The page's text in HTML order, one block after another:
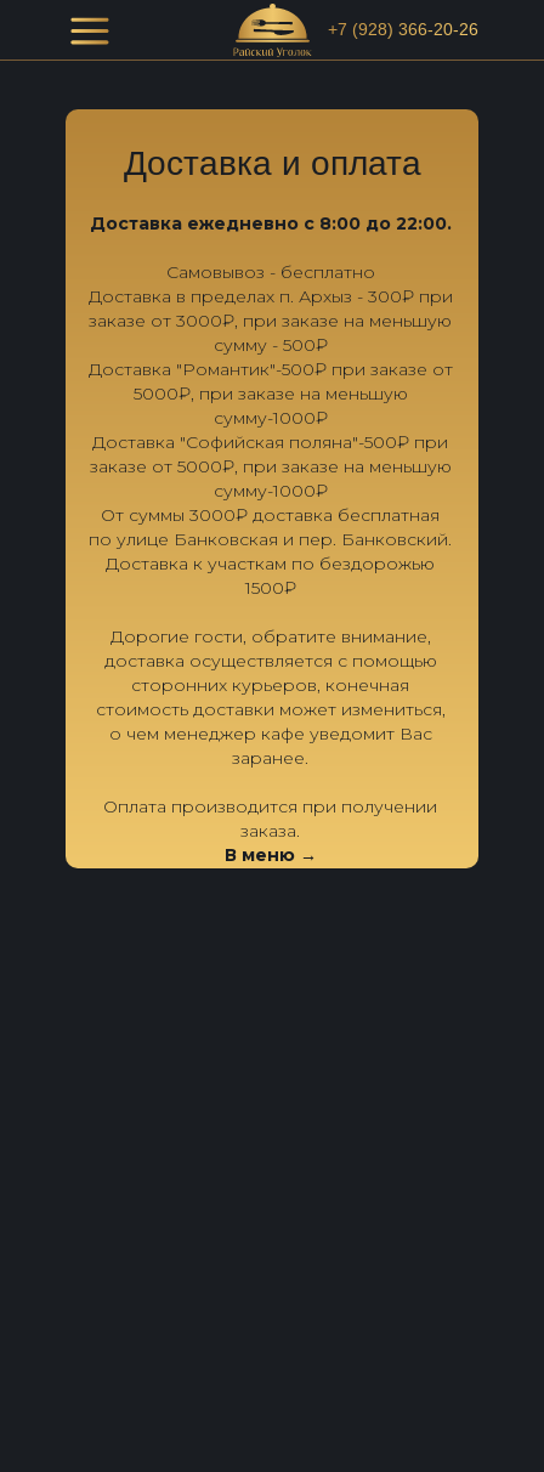
+7 (928) 366-20-26
+7 (928) 366-20-26
Доставка и оплата
Доставка ежедневно с 8:00 до 22:00.
Самовывоз - бесплатно
Доставка в пределах п. Архыз - 300₽ при
заказе от 3000₽, при заказе на меньшую
сумму - 500₽
Доставка "Романтик"-500₽ при заказе от
5000₽, при заказе на меньшую
сумму-1000₽
Доставка "Софийская поляна"-500₽ при
заказе от 5000₽, при заказе на меньшую
сумму-1000₽
От суммы 3000₽ доставка бесплатная
по улице Банковская и пер. Банковский.
Доставка к участкам по бездорожью
1500₽
Дорогие гости, обратите внимание,
доставка осуществляется с помощью
сторонних курьеров, конечная
стоимость доставки может измениться,
о чем менеджер кафе уведомит Вас
заранее.
Оплата производится при получении
заказа.
В меню →